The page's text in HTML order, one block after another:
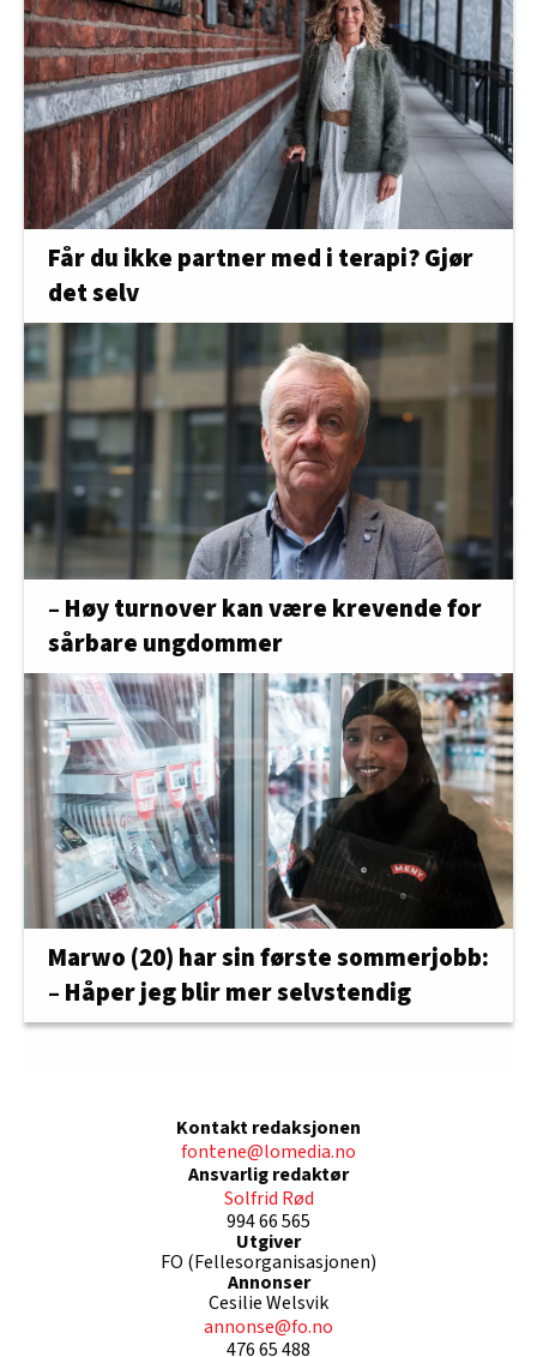
Får du ikke partner med i terapi? Gjør
det selv
– Høy turnover kan være krevende for
sårbare ungdommer
Marwo (20) har sin første sommerjobb:
– Håper jeg blir mer selvstendig
Kontakt redaksjonen
fontene@lomedia.no
Ansvarlig redaktør
Solfrid Rød
994 66 565
Utgiver
FO (Fellesorganisasjonen)
Annonser
Cesilie Welsvik
annonse@fo.no
476 65 488